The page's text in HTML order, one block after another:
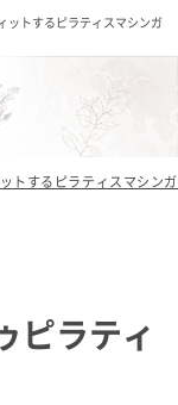
ットするピラティスマシンガ
トするピラティスマシン
ラティ